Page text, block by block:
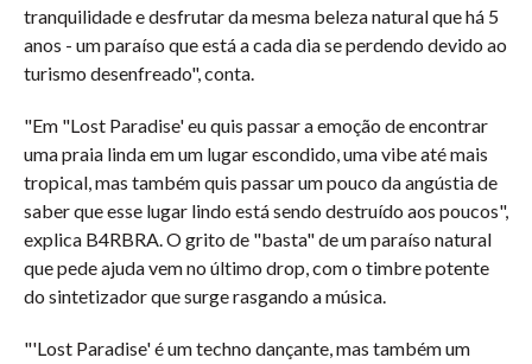
tranquilidade e desfrutar da mesma beleza natural que há 5
anos - um paraíso que está a cada dia se perdendo devido ao
turismo desenfreado", conta.
"Em "Lost Paradise' eu quis passar a emoção de encontrar
uma praia linda em um lugar escondido, uma vibe até mais
tropical, mas também quis passar um pouco da angústia de
saber que esse lugar lindo está sendo destruído aos poucos",
explica B4RBRA. O grito de "basta" de um paraíso natural
que pede ajuda vem no último drop, com o timbre potente
do sintetizador que surge rasgando a música.
"'Lost Paradise' é um techno dançante, mas também um